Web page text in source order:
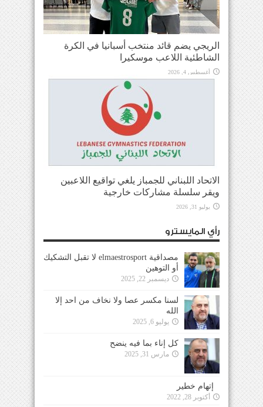
الريجي يضم قائد منتخب أسبانيا في الكرة
الشاطئية اللاعب موسكيرا
أغسطس 4, 2026
الاتحاد اللبناني للجمباز يلغي تواقيع اللاعبين
ويقر سلسلة مشاركات خارجية
يوليو 31, 2026
رأي المايسترو
مصداقية elmaestrosport لا تقبل التشكيك
أو التوهين
ديسمبر 22, 2025
لسنا مكسر عصا ولا نخاف من احد إلا
الله
يوليو 6, 2025
كل إناء بما فيه ينضح
مارس 31, 2025
إتهام خطير
أكتوبر 28, 2022